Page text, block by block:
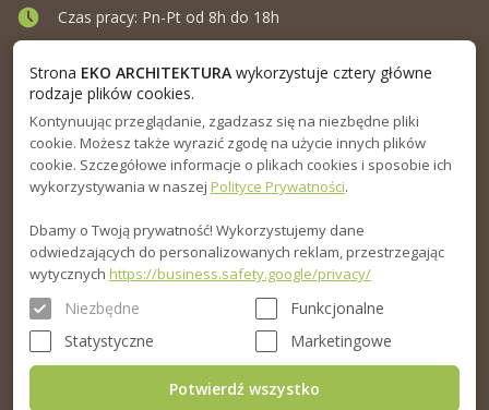
MENU
INFORMACJA
PORADNIK
Czas pracy: Pn-Pt od 8h do 18h
Strona EKO ARCHITEKTURAwykorzystuje cztery główne
rodzaje plików cookies.
Kontynuując przeglądanie, zgadzasz się na niezbędne pliki
cookie. Możesz także wyrazić zgodę na użycie innych plików
cookie. Szczegółowe informacje o plikach cookies i sposobie ich
wykorzystywania w naszej Polityce Prywatności.
Dbamy o Twoją prywatność! Wykorzystujemy dane
odwiedzających do personalizowanych reklam, przestrzegając
wytycznych https://business.safety.google/privacy/
Niezbędne
Funkcjonalne
Statystyczne
Marketingowe
Potwierdź wszystko